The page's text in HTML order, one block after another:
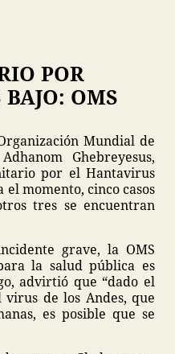
POR
OMS
Mundial de
Ghebreyesus,
por el Hantavirus
el momento, cinco casos
tres se encuentran
grave, la OMS
la salud pública es
advirtió que “dado el
de los Andes, que
es posible que se